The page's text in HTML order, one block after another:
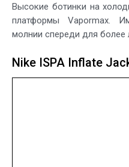
Высокие ботинки на
платформы Vapormax.
молнии спереди для более
Nike ISPA Inflate